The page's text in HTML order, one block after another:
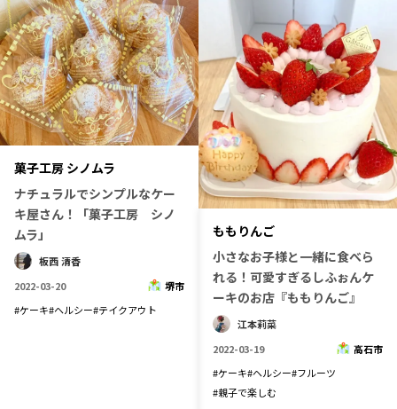
菓子工房 シノムラ
ナチュラルでシンプルなケー
キ屋さん！「菓子工房 シノ
ムラ」
板西 清香
2022-03-20
堺市
#ケーキ#ヘルシー#テイクアウト
ももりんご
小さなお子様と一緒に食べら
れる！可愛すぎるしふぉんケ
ーキのお店『ももりんご』
江本莉菜
2022-03-19
高石市
#ケーキ#ヘルシー#フルーツ
#親子で楽しむ